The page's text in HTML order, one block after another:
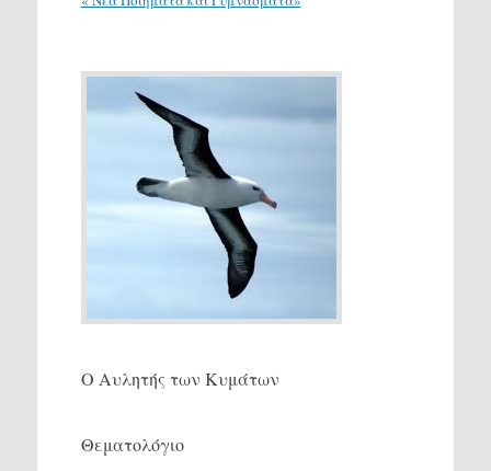
Ο Αυλητής των Κυμάτων
Θεματολόγιο